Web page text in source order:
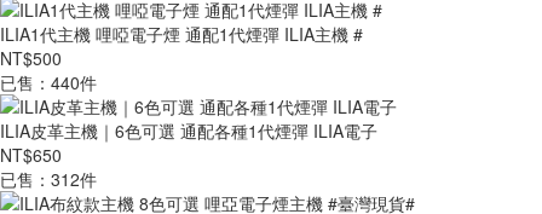
ILIA1代主機 哩啞電子煙 通配1代煙彈 ILIA主機 #
NT$500
已售：440件
ILIA皮革主機｜6色可選 通配各種1代煙彈 ILIA電子
NT$650
已售：312件